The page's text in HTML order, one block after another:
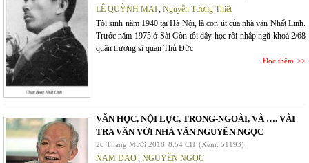
LÊ QUỲNH MAI, Nguyễn Tường Thiết
Tôi sinh năm 1940 tại Hà Nội, là con út của nhà văn Nhất Linh.
Trước năm 1975 ở Sài Gòn tôi dậy học rồi nhập ngũ khoá 2/68
quân trường sĩ quan Thủ Đức
Đọc thêm
VĂN HỌC, NỘI LỰC, TRONG-NGOÀI, VÀ …. VÀI
TRA VẤN VỚI NHÀ VĂN NGUYÊN NGỌC
26 Tháng Mười 2018 8:54 CH (Xem: 51193)
NAM DAO, NGUYÊN NGỌC